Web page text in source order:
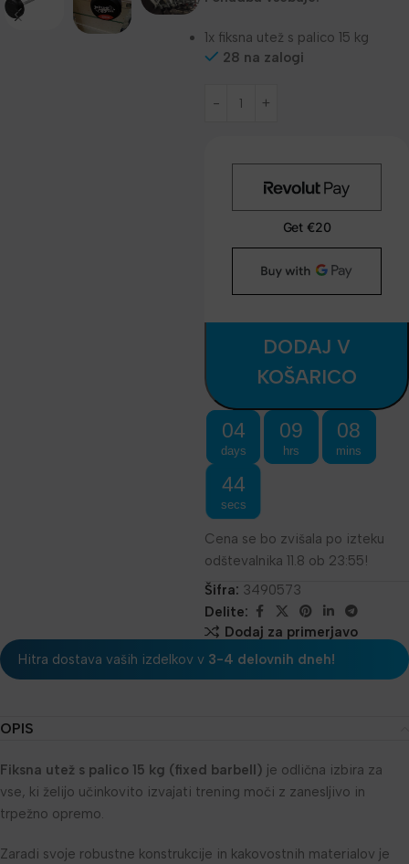
1x fiksna utež s palico 15 kg
28 na zalogi
DODAJ V
KOŠARICO
04
days
09
hrs
08
mins
44
secs
Cena se bo zvišala po izteku
odštevalnika 11.8 ob 23:55!
Šifra: 3490573
Delite:
Dodaj za primerjavo
Hitra dostava vaših izdelkov v 3-4 delovnih dneh!
OPIS
Fiksna utež s palico 15 kg (fixed barbell) je odlična izbira za
vse, ki želijo učinkovito izvajati trening moči z zanesljivo in
trpežno opremo.
Zaradi svoje robustne konstrukcije in kakovostnih materialov je